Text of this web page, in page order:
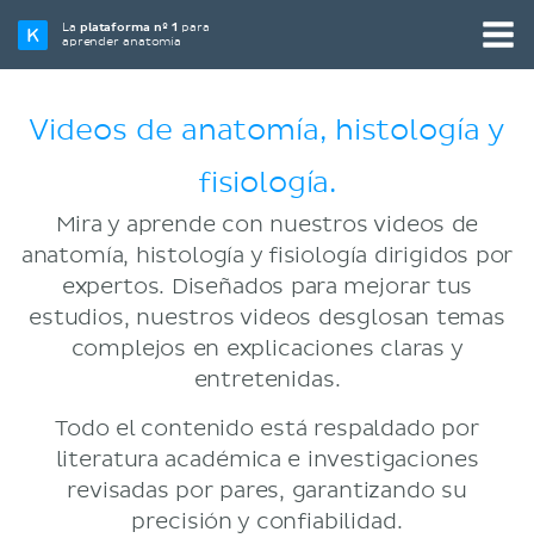
Laplataforma nº 1 para
aprender anatomía
Videos de anatomía, histología y
fisiología.
Mira y aprende con nuestros videos de
anatomía, histología y fisiología dirigidos por
expertos. Diseñados para mejorar tus
estudios, nuestros videos desglosan temas
complejos en explicaciones claras y
entretenidas.
Todo el contenido está respaldado por
literatura académica e investigaciones
revisadas por pares, garantizando su
precisión y confiabilidad.